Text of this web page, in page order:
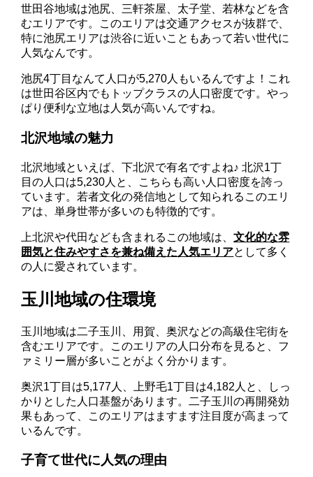
世田谷地域は池尻、三軒茶屋、太子堂、若林などを含
むエリアです。このエリアは交通アクセスが抜群で、
特に池尻エリアは渋谷に近いこともあって若い世代に
人気なんです。
池尻4丁目なんて人口が5,270人もいるんですよ！これ
は世田谷区内でもトップクラスの人口密度です。やっ
ぱり便利な立地は人気が高いんですね。
北沢地域の魅力
北沢地域といえば、下北沢で有名ですよね♪ 北沢1丁
目の人口は5,230人と、こちらも高い人口密度を誇っ
ています。若者文化の発信地として知られるこのエリ
アは、単身世帯が多いのも特徴的です。
上北沢や代田なども含まれるこの地域は、文化的な雰
囲気と住みやすさを兼ね備えた人気エリアとして多く
の人に愛されています。
玉川地域の住環境
玉川地域は二子玉川、用賀、奥沢などの高級住宅街を
含むエリアです。このエリアの人口分布を見ると、フ
ァミリー層が多いことがよく分かります。
奥沢1丁目は5,177人、上野毛1丁目は4,182人と、しっ
かりとした人口基盤があります。二子玉川の再開発効
果もあって、このエリアはますます注目度が高まって
いるんです。
子育て世代に人気の理由